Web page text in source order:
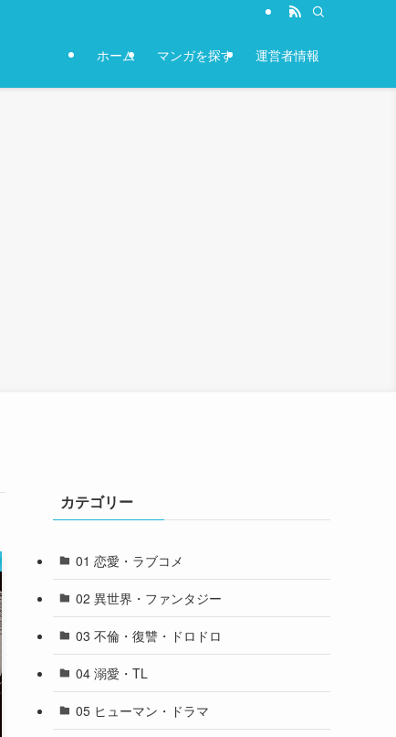
ホーム マンガを探す 運営者情報
カテゴリー
01 恋愛・ラブコメ
02 異世界・ファンタジー
03 不倫・復讐・ドロドロ
04 溺愛・TL
05 ヒューマン・ドラマ